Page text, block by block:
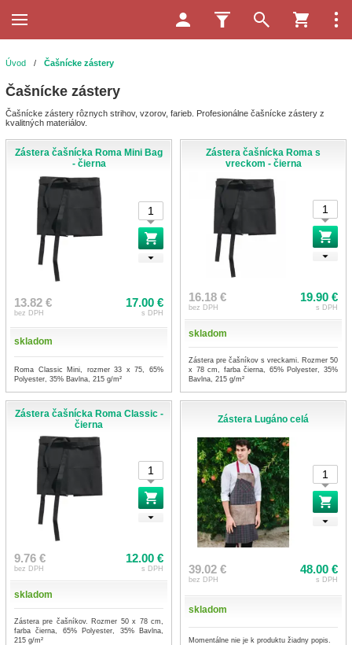
Úvod / Čašnícke zástery
Čašnícke zástery
Čašnícke zástery rôznych strihov, vzorov, farieb. Profesionálne čašnícke zástery z
kvalitných materiálov.
Zástera čašnícka Roma Mini Bag
- čierna
13.82 €
bez DPH
17.00 €
s DPH
skladom
Roma Classic Mini, rozmer 33 x 75, 65%
Polyester, 35% Bavlna, 215 g/m²
Zástera čašnícka Roma s
vreckom - čierna
16.18 €
bez DPH
19.90 €
s DPH
skladom
Zástera pre čašníkov s vreckami. Rozmer 50
x 78 cm, farba čierna, 65% Polyester, 35%
Bavlna, 215 g/m²
Zástera čašnícka Roma Classic -
čierna
9.76 €
bez DPH
12.00 €
s DPH
skladom
Zástera pre čašníkov. Rozmer 50 x 78 cm,
farba čierna, 65% Polyester, 35% Bavlna,
215 g/m²
Zástera Lugáno celá
39.02 €
bez DPH
48.00 €
s DPH
skladom
Momentálne nie je k produktu žiadny popis.